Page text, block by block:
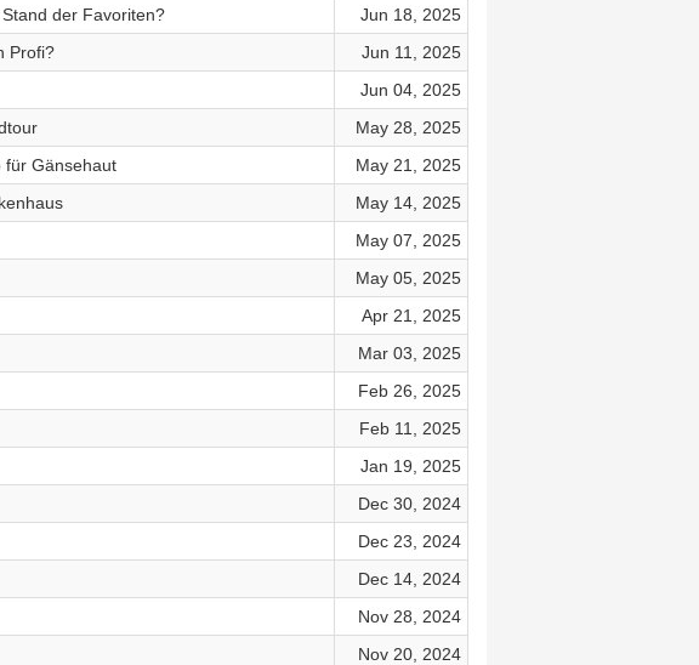
der Favoriten?
Jun 18, 2025
Profi?
Jun 11, 2025
Jun 04, 2025
May 28, 2025
für Gänsehaut
May 21, 2025
May 14, 2025
May 07, 2025
May 05, 2025
Apr 21, 2025
Mar 03, 2025
Feb 26, 2025
Feb 11, 2025
Jan 19, 2025
Dec 30, 2024
Dec 23, 2024
Dec 14, 2024
Nov 28, 2024
Nov 20, 2024